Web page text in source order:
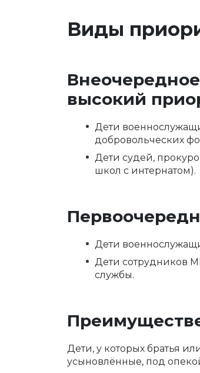
Виды
высокий
Дети
добровольческих
Дети судей,
школ с интернатом).
Дети
Дети сотрудников
службы.
Дети, у которых братья
усыновлённые, под